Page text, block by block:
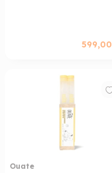
599,00
Ouate